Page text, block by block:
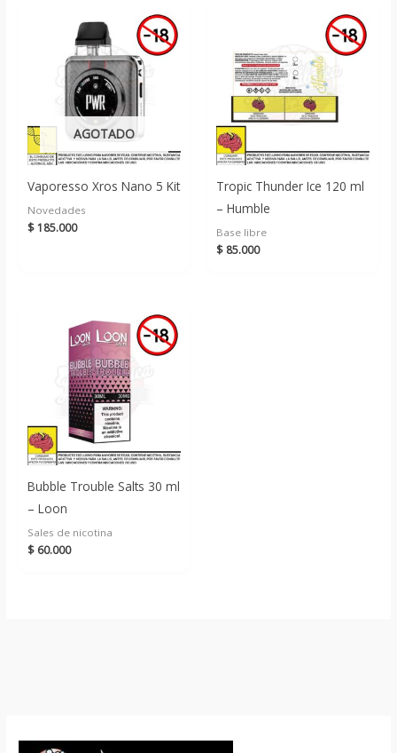
AGOTADO
Vaporesso Xros Nano 5 Kit
Novedades
$185.000
Tropic Thunder Ice 120 ml
– Humble
Base libre
$ 85.000
Bubble Trouble Salts 30 ml
– Loon
Sales de nicotina
$ 60.000